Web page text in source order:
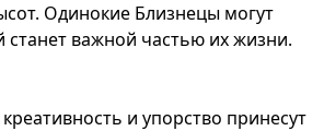
Одинокие Близнецы могут
станет важной частью их жизни.
и упорство принесут